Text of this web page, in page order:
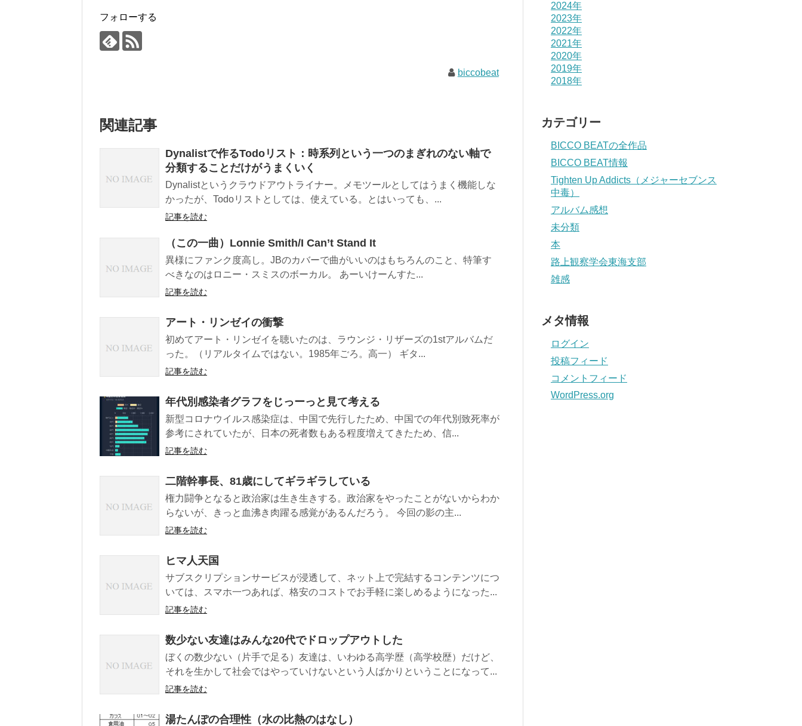
フォローする
biccobeat
関連記事
Dynalistで作るTodoリスト：時系列という一つのまぎれのない軸で
分類することだけがうまくいく
Dynalistというクラウドアウトライナー。メモツールとしてはうまく機能しな
かったが、Todoリストとしては、使えている。とはいっても、...
記事を読む
（この一曲）Lonnie Smith/I Can’t Stand It
異様にファンク度高し。JBのカバーで曲がいいのはもちろんのこと、特筆す
べきなのはロニー・スミスのボーカル。 あーいけーんすた...
記事を読む
アート・リンゼイの衝撃
初めてアート・リンゼイを聴いたのは、ラウンジ・リザーズの1stアルバムだ
った。（リアルタイムではない。1985年ごろ。高一） ギタ...
記事を読む
年代別感染者グラフをじっーっと見て考える
新型コロナウイルス感染症は、中国で先行したため、中国での年代別致死率が
参考にされていたが、日本の死者数もある程度増えてきたため、信...
記事を読む
二階幹事長、81歳にしてギラギラしている
権力闘争となると政治家は生き生きする。政治家をやったことがないからわか
らないが、きっと血沸き肉躍る感覚があるんだろう。 今回の影の主...
記事を読む
ヒマ人天国
サブスクリプションサービスが浸透して、ネット上で完結するコンテンツにつ
いては、スマホ一つあれば、格安のコストでお手軽に楽しめるようになった...
記事を読む
数少ない友達はみんな20代でドロップアウトした
ぼくの数少ない（片手で足る）友達は、いわゆる高学歴（高学校歴）だけど、
それを生かして社会ではやっていけないという人ばかりということになって...
記事を読む
湯たんぽの合理性（水の比熱のはなし）
2024年
2023年
2022年
2021年
2020年
2019年
2018年
カテゴリー
BICCO BEATの全作品
BICCO BEAT情報
Tighten Up Addicts（メジャーセブンス
中毒）
アルバム感想
未分類
本
路上観察学会東海支部
雑感
メタ情報
ログイン
投稿フィード
コメントフィード
WordPress.org